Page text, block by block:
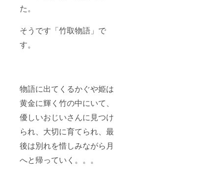
た。
そうです「竹取物語」で
す。
物語に出てくるかぐや姫は
黄金に輝く竹の中にいて、
優しいおじいさんに見つけ
られ、大切に育てられ、最
後は別れを惜しみながら月
へと帰っていく。。。